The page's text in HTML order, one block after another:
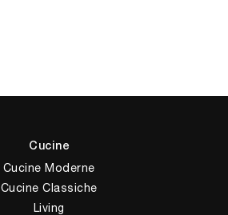
Cucine
Cucine Moderne
Cucine Classiche
Living